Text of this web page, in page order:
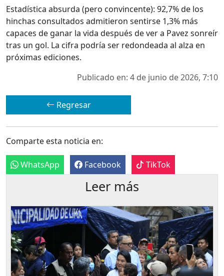
Estadística absurda (pero convincente): 92,7% de los
hinchas consultados admitieron sentirse 1,3% más
capaces de ganar la vida después de ver a Pavez sonreír
tras un gol. La cifra podría ser redondeada al alza en
próximas ediciones.
Publicado en: 4 de junio de 2026, 7:10
Regresar
Comparte esta noticia en:
WhatsApp Facebook TikTok
Leer más